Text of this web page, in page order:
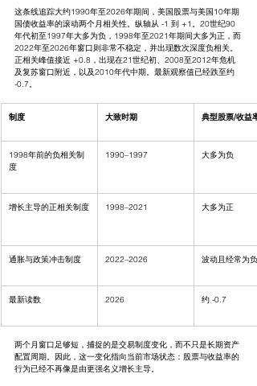
这条线追踪大约1990年至2026年期间，美国股票与美国10年期
国债收益率的滚动两个月相关性。纵轴从 -1 到 +1。20世纪90
年代初至1997年大多为负，1998年至2021年期间大多为正，而
2022年至2026年窗口则非常不稳定，并出现数次深度负相关。
正相关峰值接近 +0.8，出现在21世纪初、2008至2012年危机
及复苏窗口附近，以及2010年代中期。最新观察值已经跌至约
-0.7。
制度 大致时期 典型股票/收益
1998年前的负相关制
度
1990–1997 大多为负
增长主导的正相关制度 1998–2021 大多为正
通胀与政策冲击制度 2022–2026 波动且经常为负
最新读数 2026 约 -0.7
两个月窗口足够短，捕捉的是交易制度变化，而不只是长期资产
配置周期。因此，这一变化指向当前市场状态：股票与收益率的
行为已经不再像是由更强名义增长主导。